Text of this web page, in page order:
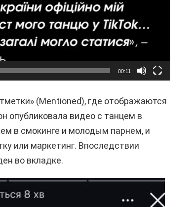
00:11
(Mentioned), где отображаются
опубликовала видео с танцем в
в смокинге и молодым парнем, и
или маркетинг. Впоследствии
во вкладке.